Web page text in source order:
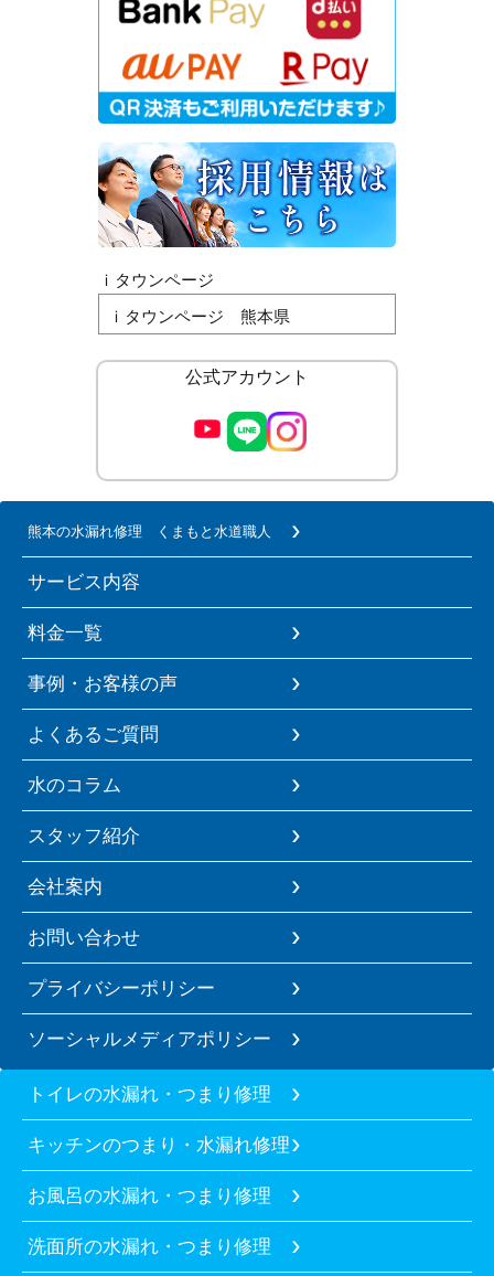
ｉタウンページ
ｉタウンページ 熊本県
公式アカウント
熊本の水漏れ修理 くまもと水道職人
サービス内容
料金一覧
事例・お客様の声
よくあるご質問
水のコラム
スタッフ紹介
会社案内
お問い合わせ
プライバシーポリシー
ソーシャルメディアポリシー
トイレの水漏れ・つまり修理
キッチンのつまり・水漏れ修理
お風呂の水漏れ・つまり修理
洗面所の水漏れ・つまり修理